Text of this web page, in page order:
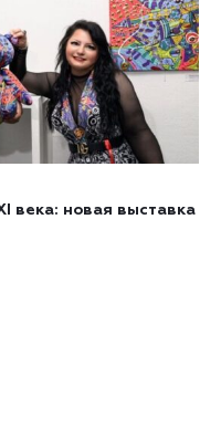
века: новая выставка